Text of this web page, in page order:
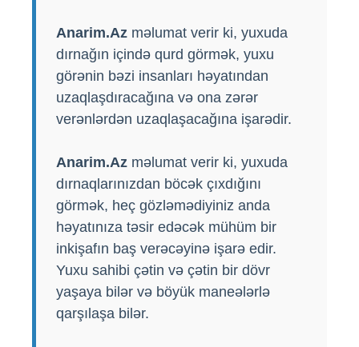
Anarim.Az məlumat verir ki, yuxuda
dırnağın içində qurd görmək, yuxu
görənin bəzi insanları həyatından
uzaqlaşdıracağına və ona zərər
verənlərdən uzaqlaşacağına işarədir.
Anarim.Az məlumat verir ki, yuxuda
dırnaqlarınızdan böcək çıxdığını
görmək, heç gözləmədiyiniz anda
həyatınıza təsir edəcək mühüm bir
inkişafın baş verəcəyinə işarə edir.
Yuxu sahibi çətin və çətin bir dövr
yaşaya bilər və böyük maneələrlə
qarşılaşa bilər.